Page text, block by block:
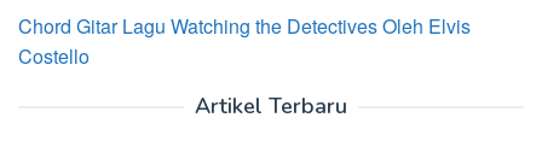
Chord Gitar Lagu Watching the Detectives Oleh Elvis
Costello
Artikel Terbaru